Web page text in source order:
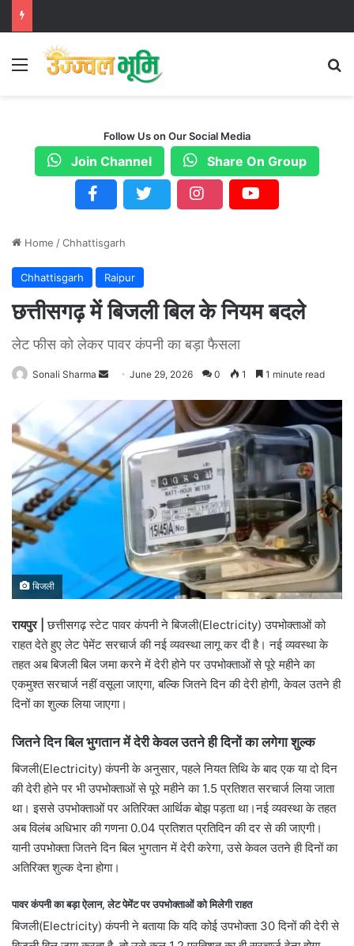
Menu
Follow Us on Our Social Media
Join Channel Share On Group
Home /Chhattisgarh
Chhattisgarh Raipur
छत्तीसगढ़ में बिजली बिल के नियम बदले
लेट फीस को लेकर पावर कंपनी का बड़ा फैसला
Sonali Sharma
n
a
n
e
June 29, 2026 0 1 1 minute read
बिजली
रायपुर |छत्तीसगढ़ स्टेट पावर कंपनी ने बिजली(Electricity) उपभोक्ताओं को
राहत देते हुए लेट पेमेंट सरचार्ज की नई व्यवस्था लागू कर दी है। नई व्यवस्था के
तहत अब बिजली बिल जमा करने में देरी होने पर उपभोक्ताओं से पूरे महीने का
एकमुश्त सरचार्ज नहीं वसूला जाएगा, बल्कि जितने दिन की देरी होगी, केवल उतने ही
दिनों का शुल्क लिया जाएगा।
जितने दिन बिल भुगतान में देरी केवल उतने ही दिनों का लगेगा शुल्क
बिजली(Electricity) कंपनी के अनुसार, पहले नियत तिथि के बाद एक या दो दिन
की देरी होने पर भी उपभोक्ताओं से पूरे महीने का 1.5 प्रतिशत सरचार्ज लिया जाता
था। इससे उपभोक्ताओं पर अतिरिक्त आर्थिक बोझ पड़ता था।नई व्यवस्था के तहत
अब विलंब अधिभार की गणना 0.04 प्रतिशत प्रतिदिन की दर से की जाएगी।
यानी उपभोक्ता जितने दिन बिल भुगतान में देरी करेगा, उसे केवल उतने ही दिनों का
अतिरिक्त शुल्क देना होगा।
पावर कंपनी का बड़ा ऐलान, लेट पेमेंट पर उपभोक्ताओं को मिलेगी राहत
बिजली(Electricity) कंपनी ने बताया कि यदि कोई उपभोक्ता 30 दिनों की देरी से